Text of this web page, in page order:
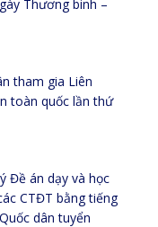
Thương binh –
tham gia Liên
toàn quốc lần thứ
Đề án dạy và học
CTĐT bằng tiếng
dân tuyển